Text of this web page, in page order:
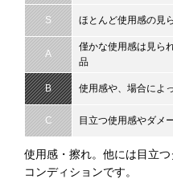
S ほとんど使用感の見
A
僅かな使用感は見ら
品
B 使用感や、場合によ
C 目立つ使用感やダメ
使用感・擦れ。他には目立
コンディションです。